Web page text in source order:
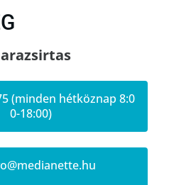
(minden hétköznap 8:0
0-18:00)
medianette.hu